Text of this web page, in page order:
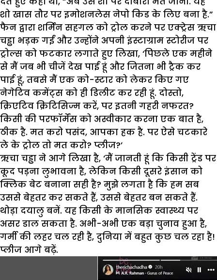
शो खास तौर पर इमोशनलेस नेपो किड के लिए बना है.”
फैन द्वारा शर्मिन सहगल को ट्रोल करने पर एक्ट्रेस ऋचा
चड्ढा भड़क गईं और उन्होंने अपनी इंस्टाग्राम स्टोरीज पर
ट्रोल्स को फटकार लगाते हुए लिखा, ‘पिछले एक महीने
से मैं जब भी चीजें देख पाई हूं और जितना भी ट्रैक कर
पाई हूं, तबसे मैं एक को-स्टार को लेकर किए गए
नेगेटिव कमेंट्स को ही डिलीट कर रही हूं. दोस्तो,
क्रिएटिव क्रिटिसिज्म करें, पर इतनी गहरी नफरत?
किसी की परफॉर्मेंस को अस्वीकार करना एक बात है,
ठीक है. मत करो पसंद, आपका हक है. पर ऐसे चटकारे
ले के ट्रोल तो मत करो? प्लीज?’
ऋचा चड्ढा ने आगे लिखा है, ‘मैं जानती हूं कि किसी ट्रेंड पर
कूद पड़ना लुभावना है, लेकिन किसी दूसरे इंसान को
क्लिक बेट बनाना सही है? मुझे लगता है कि हम सब
उससे बेहतर कर सकते हैं, उससे बेहतर बन सकते हैं.
थोड़ा दयालु बनें. यह किसी के मानसिक स्वास्थ्य पर
असर डाल सकता है. अभी-अभी एक बड़ा चुनाव हुआ है,
गर्मी की लहर चल रही है, दुनिया में बहुत कुछ चल रहा है!
प्लीज आगे बढ़ें.